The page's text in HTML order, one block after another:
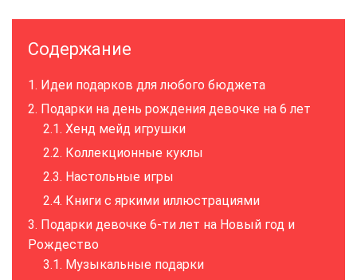
Содержание
Идеи подарков для любого бюджета
Подарки на день рождения девочке на 6 лет
Хенд мейд игрушки
Коллекционные куклы
Настольные игры
Книги с яркими иллюстрациями
Подарки девочке 6-ти лет на Новый год и
Рождество
Музыкальные подарки